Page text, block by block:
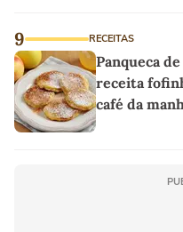
9 RECEITAS
Panqueca
receita
café da